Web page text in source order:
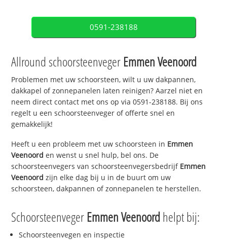
0591-238188
Allround schoorsteenveger Emmen Veenoord
Problemen met uw schoorsteen, wilt u uw dakpannen,
dakkapel of zonnepanelen laten reinigen? Aarzel niet en
neem direct contact met ons op via 0591-238188. Bij ons
regelt u een schoorsteenveger of offerte snel en
gemakkelijk!
Heeft u een probleem met uw schoorsteen in Emmen
Veenoord en wenst u snel hulp, bel ons. De
schoorsteenvegers van schoorsteenvegersbedrijf Emmen
Veenoord zijn elke dag bij u in de buurt om uw
schoorsteen, dakpannen of zonnepanelen te herstellen.
Schoorsteenveger Emmen Veenoordhelpt bij:
Schoorsteenvegen en inspectie